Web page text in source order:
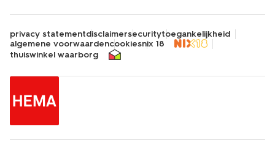
privacy statementdisclaimersecuritytoegankelijkheid
algemene voorwaardencookiesnix 18
thuiswinkel waarborg